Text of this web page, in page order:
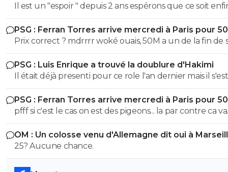
Il est un "espoir " depuis 2 ans espérons que ce soit enfin son
tour . S'il ne se blesse plus c'est un futur BON àà ce
PSG : Ferran Torres arrive mercredi à Paris pour
Prix correct ? mdrrrr woké ouais, 50M a un de la fin de
contrat, la blague, venez pas pleurer quand je
sur Godts
PSG : Luis Enrique a trouvé la doublure d'Hakimi
Il était déjà presenti pour ce role l'an dernier mais il
l'épaule en juin 2025 avec l'EDF et ça a pourri sa 1ere
de saison. Espérons que ça colle cette fois ci
PSG : Ferran Torres arrive mercredi à Paris pour
pfff si c'est le cas on est des pigeons... la par contre ca va
choquer personne ? On galere a mettre 10M de plus sur
Godts tout le monde m'explique "gneuh gneuh c'est
normal on veut pas surpayer" alors qu'on joue les
10M pres. Mais un mec remplacant au Barca dans la derniere
OM : Un colosse venu d'Allemagne dit oui à
25? Aucune chance.